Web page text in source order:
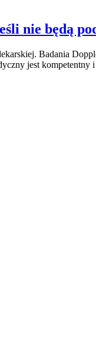
nie będą
Badania
jest